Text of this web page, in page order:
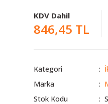
KDV Dahil
846,45 TL
Kategori
Marka
Stok Kodu